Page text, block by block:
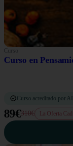
Curso
Curso en
Curso acreditado por
89€310€ La Oferta